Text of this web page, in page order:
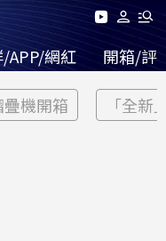
APP/網紅 開箱/評
疊機開箱 「全新